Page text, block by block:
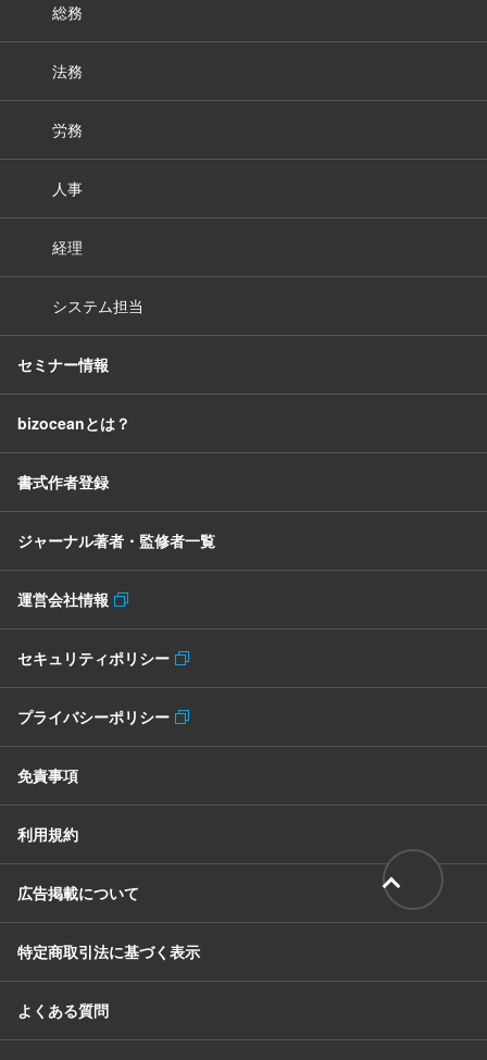
総務
法務
労務
人事
経理
システム担当
セミナー情報
bizoceanとは？
書式作者登録
ジャーナル著者・監修者一覧
運営会社情報
セキュリティポリシー
プライバシーポリシー
免責事項
利用規約
広告掲載について
特定商取引法に基づく表示
よくある質問